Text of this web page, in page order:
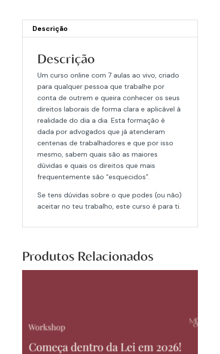
Outrem
Descrição
Descrição
Um curso online com 7 aulas ao vivo, criado
para qualquer pessoa que trabalhe por
conta de outrem e queira conhecer os seus
direitos laborais de forma clara e aplicável à
realidade do dia a dia. Esta formação é
dada por advogados que já atenderam
centenas de trabalhadores e que por isso
mesmo, sabem quais são as maiores
dúvidas e quais os direitos que mais
frequentemente são “esquecidos”.
Se tens dúvidas sobre o que podes (ou não)
aceitar no teu trabalho, este curso é para ti.
Produtos Relacionados